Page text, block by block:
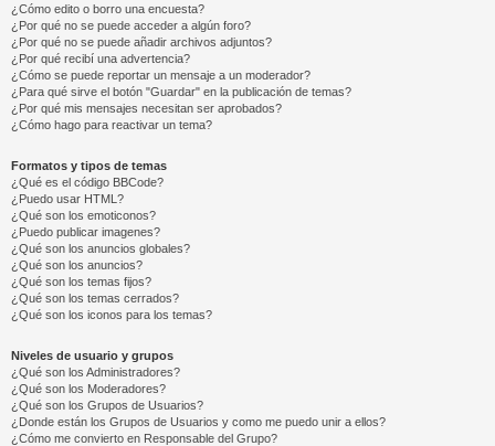
¿Cómo edito o borro una encuesta?
¿Por qué no se puede acceder a algún foro?
¿Por qué no se puede añadir archivos adjuntos?
¿Por qué recibí una advertencia?
¿Cómo se puede reportar un mensaje a un moderador?
¿Para qué sirve el botón "Guardar" en la publicación de temas?
¿Por qué mis mensajes necesitan ser aprobados?
¿Cómo hago para reactivar un tema?
Formatos y tipos de temas
¿Qué es el código BBCode?
¿Puedo usar HTML?
¿Qué son los emoticonos?
¿Puedo publicar imagenes?
¿Qué son los anuncios globales?
¿Qué son los anuncios?
¿Qué son los temas fijos?
¿Qué son los temas cerrados?
¿Qué son los iconos para los temas?
Niveles de usuario y grupos
¿Qué son los Administradores?
¿Qué son los Moderadores?
¿Qué son los Grupos de Usuarios?
¿Donde están los Grupos de Usuarios y como me puedo unir a ellos?
¿Cómo me convierto en Responsable del Grupo?